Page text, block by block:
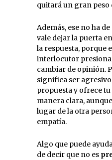
quitará un gran peso
Además, ese no ha de
vale dejar la puerta
la respuesta, porque
interlocutor
cambiar de opinión.
significa ser
propuesta y ofrece
manera clara,
lugar de la otra
empatía.
Algo que puede
de decir que no es